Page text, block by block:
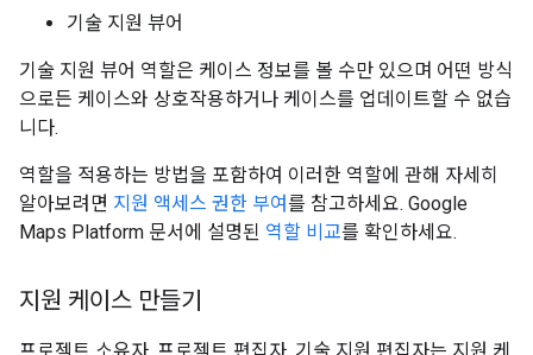
기술 지원 뷰어
기술 지원 뷰어 역할은 케이스 정보를 볼 수만 있으며 어떤 방식
으로든 케이스와 상호작용하거나 케이스를 업데이트할 수 없습
니다.
역할을 적용하는 방법을 포함하여 이러한 역할에 관해 자세히
알아보려면 지원 액세스 권한 부여를 참고하세요. Google
Maps Platform 문서에 설명된 역할 비교를 확인하세요.
지원 케이스 만들기